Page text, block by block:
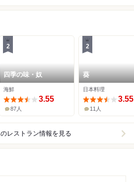
2
四季の味・奴
海鮮
3.55
87人
2
葵
日本料理
3.55
11人
のレストラン情報を見る